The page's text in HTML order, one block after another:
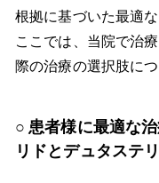
根拠に基づいた最適
ここでは、当院で治
際の治療の選択肢に
患者様に最適な
リドとデュタステ